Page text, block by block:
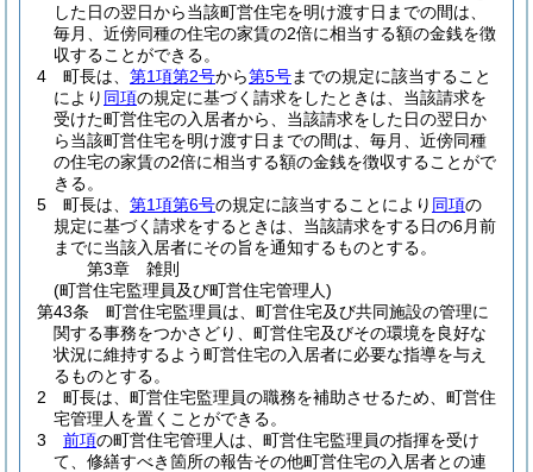
した日の翌日から当該町営住宅を明け渡す日までの間は、
毎月、近傍同種の住宅の家賃の2倍に相当する額の金銭を徴
収することができる。
4
町長は、 第1項第2号から第5号までの規定に該当すること
により 同項の規定に基づく請求をしたときは、当該請求を
受けた町営住宅の入居者から、当該請求をした日の翌日か
ら当該町営住宅を明け渡す日までの間は、毎月、近傍同種
の住宅の家賃の2倍に相当する額の金銭を徴収することがで
きる。
5
町長は、 第1項第6号の規定に該当することにより 同項の
規定に基づく請求をするときは、当該請求をする日の6月前
までに当該入居者にその旨を通知するものとする。
第3章
雑則
(町営住宅監理員及び町営住宅管理人)
第43条
町営住宅監理員は、町営住宅及び共同施設の管理に
関する事務をつかさどり、町営住宅及びその環境を良好な
状況に維持するよう町営住宅の入居者に必要な指導を与え
るものとする。
2
町長は、町営住宅監理員の職務を補助させるため、町営住
宅管理人を置くことができる。
3
前項の町営住宅管理人は、町営住宅監理員の指揮を受け
て、修繕すべき箇所の報告その他町営住宅の入居者との連